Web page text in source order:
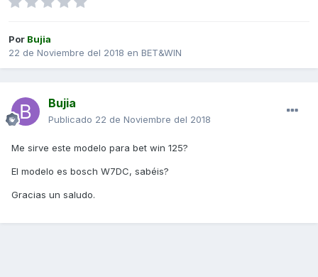
Por Bujia
22 de Noviembre del 2018 en BET&WIN
Bujia
Publicado 22 de Noviembre del 2018
Me sirve este modelo para bet win 125?
El modelo es bosch W7DC, sabéis?
Gracias un saludo.